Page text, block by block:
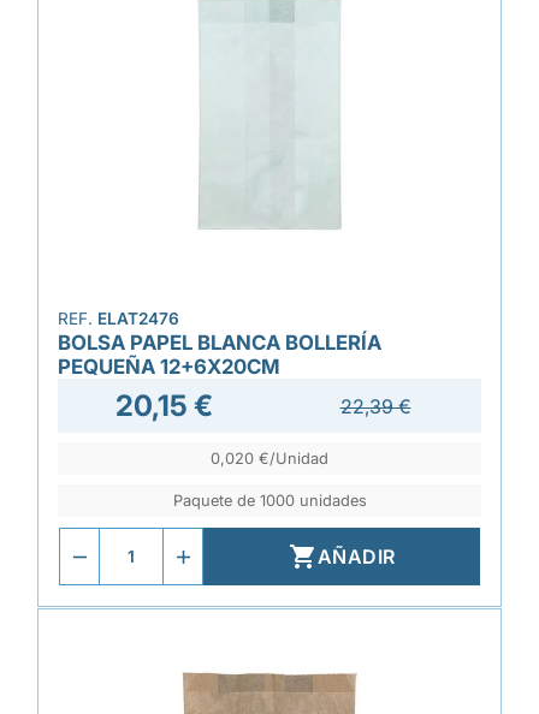
REF. ELAT2476
BOLSA PAPEL BLANCA BOLLERÍA
PEQUEÑA 12+6X20CM
20,15 € 22,39 €
0,020 €/Unidad
Paquete de 1000 unidades
AÑADIR